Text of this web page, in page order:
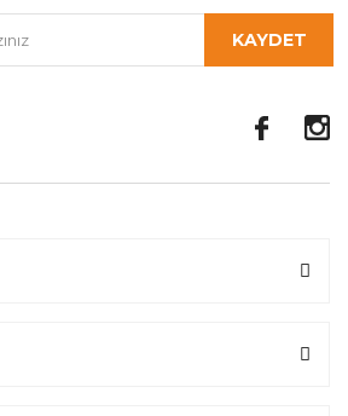
KAYDET